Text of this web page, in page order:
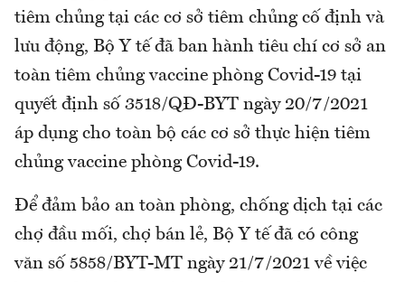
tiêm chủng tại các cơ sở tiêm chủng cố định và
lưu động, Bộ Y tế đã ban hành tiêu chí cơ sở an
toàn tiêm chủng vaccine phòng Covid-19 tại
quyết định số 3518/QĐ-BYT ngày 20/7/2021
áp dụng cho toàn bộ các cơ sở thực hiện tiêm
chủng vaccine phòng Covid-19.
Để đảm bảo an toàn phòng, chống dịch tại các
chợ đầu mối, chợ bán lẻ, Bộ Y tế đã có công
văn số 5858/BYT-MT ngày 21/7/2021 về việc